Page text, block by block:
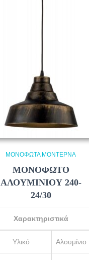
ΜΟΝΌΦΩΤΑ ΜΟΝΤΈΡΝΑ
ΜΟΝΟΦΩΤΟ
ΑΛΟΥΜΙΝΙΟΥ 240-
24/30
Χαρακτηριστικά
Υλικό Αλουμίνιο